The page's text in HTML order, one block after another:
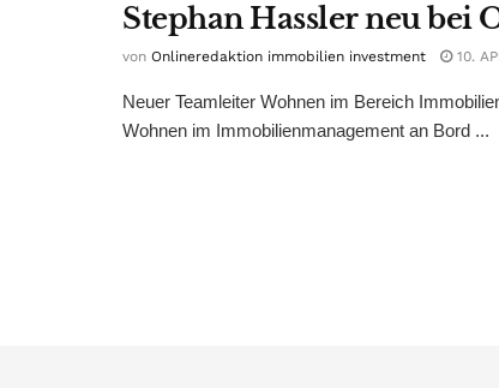
Stephan Hassler neu
von Onlineredaktion immobilien investment 10.
Neuer Teamleiter Wohnen im Bereich
Wohnen im Immobilienmanagement an Bord ...